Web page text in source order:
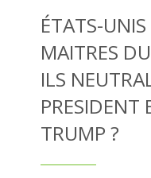
ÉTATS-
MAITRES
ILS
PRESIDENT
TRUMP ?